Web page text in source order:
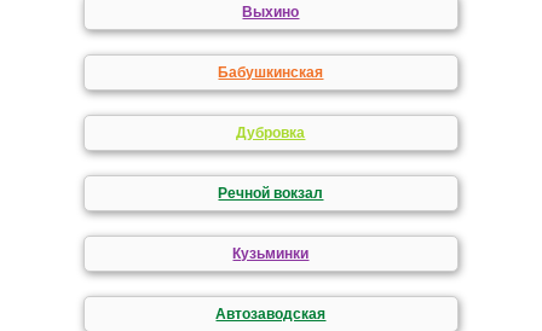
Выхино
Бабушкинская
Дубровка
Речной вокзал
Кузьминки
Автозаводская